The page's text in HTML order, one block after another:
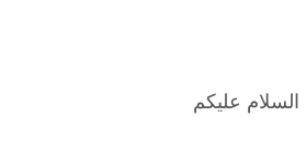
السلام عليكم